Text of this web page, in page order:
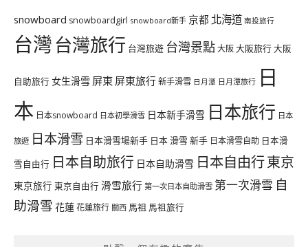
snowboard snowboardgirl snowboard新手 京都 北海道 南投旅行
台灣台灣旅行 台灣旅遊 台灣景點大阪大阪旅行大阪
自助旅行 女生滑雪 屏東 屏東旅行新手滑雪 日月潭 日月潭旅行 日
本 日本snowboard 日本初學滑雪 日本新手滑雪 日本旅行 日本
旅遊 日本滑雪 日本滑雪場新手 日本 滑雪 新手 日本滑雪自助 日本滑
雪自由行 日本自助旅行 日本自助滑雪 日本自由行東京
東京旅行 東京自由行 滑雪旅行 第一次日本自助滑雪 第一次滑雪 自
助滑雪 花蓮花蓮旅行 關西 馬祖 馬祖旅行